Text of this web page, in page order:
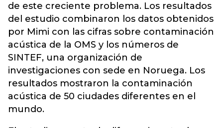
de este creciente problema. Los resultados
del estudio combinaron los datos obtenidos
por Mimi con las cifras sobre contaminación
acústica de la OMS y los números de
SINTEF, una organización de
investigaciones con sede en Noruega. Los
resultados mostraron la contaminación
acústica de 50 ciudades diferentes en el
mundo.